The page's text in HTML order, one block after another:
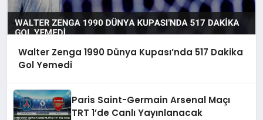
Walter Zenga 1990 Dünya Kupası’nda 517 Dakika
Gol Yemedi
Paris Saint-Germain Arsenal Maçı
TRT 1’de Canlı Yayınlanacak